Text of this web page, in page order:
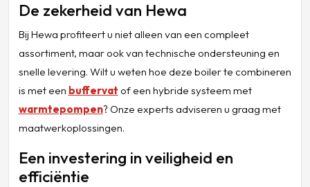
De zekerheid van Hewa
Bij Hewa profiteert u niet alleen van een compleet
assortiment, maar ook van technische ondersteuning en
snelle levering. Wilt u weten hoe deze boiler te combineren
is met een buffervat of een hybride systeem met
warmtepompen? Onze experts adviseren u graag met
maatwerkoplossingen.
Een investering in veiligheid en
efficiëntie